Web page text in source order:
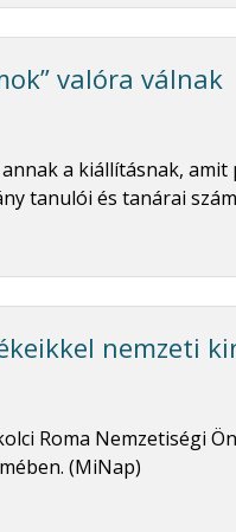
valóra válnak
annak a kiállításnak,
tanulói és tanárai
nemzeti
Roma Nemzetiségi
(MiNap)